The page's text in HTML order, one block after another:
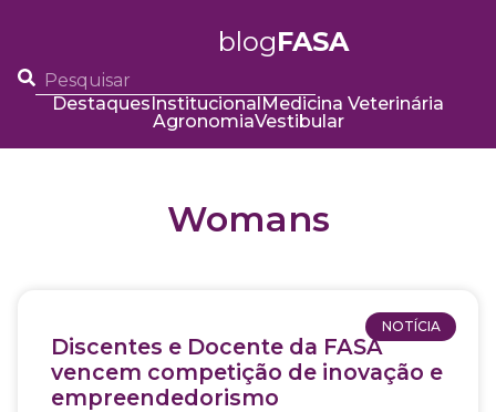
blogFASA
DestaquesInstitucionalMedicina Veterinária
AgronomiaVestibular
Womans
NOTÍCIA
Discentes e Docente da FASA
vencem competição de inovação e
empreendedorismo